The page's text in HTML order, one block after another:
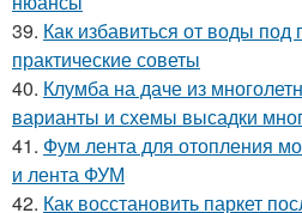
39. Как избавиться от воды
практические советы
40. Клумба на даче из
варианты и схемы высадки
41. Фум лента для отопления
и лента ФУМ
42. Как восстановить паркет